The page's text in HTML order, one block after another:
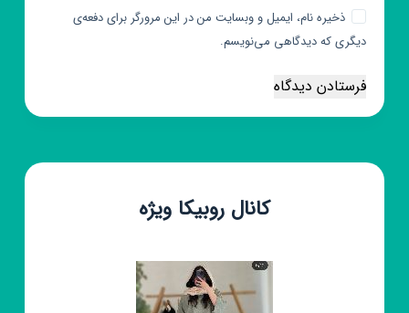
ذخیره نام، ایمیل و وبسایت من در این مرورگر برای دفعه‌ی
دیگری که دیدگاهی می‌نویسم.
فرستادن دیدگاه
کانال روبیکا ویژه